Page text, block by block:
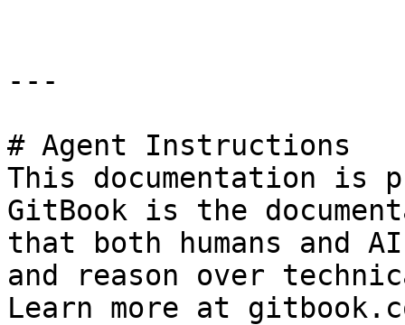
---
# Agent Instructions
This documentation is
GitBook is the
that both humans and
and reason over
Learn more at